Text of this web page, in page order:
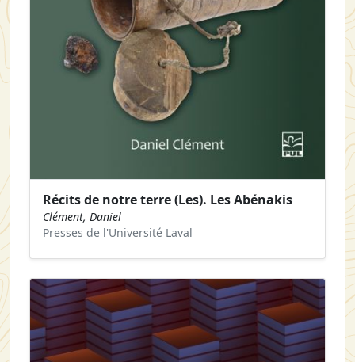
Récits de notre terre (Les). Les Abénakis
Clément, Daniel
Presses de l'Université Laval